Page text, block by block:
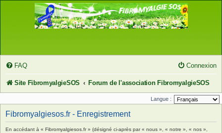
FAQ Connexion
Site FibromyalgieSOS Forum de l'association FibromyalgieSOS
Langue :
Fibromyalgiesos.fr - Enregistrement
En accédant à « Fibromyalgiesos.fr » (désigné ci-après par « nous », « notre », « nos »,